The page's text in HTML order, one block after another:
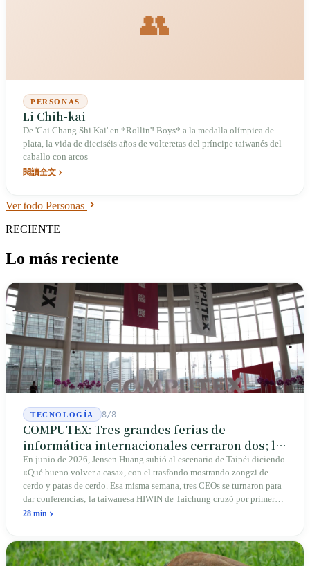
👥
PERSONAS
Li Chih-kai
De 'Cai Chang Shi Kai' en *Rollin'! Boys* a la medalla olímpica de
plata, la vida de dieciséis años de volteretas del príncipe taiwanés del
caballo con arcos
閱讀全文
Ver todo Personas
RECIENTE
Lo más reciente
TECNOLOGÍA 8/8
COMPUTEX: Tres grandes ferias de
informática internacionales cerraron dos; la
que queda crece en Taipéi
En junio de 2026, Jensen Huang subió al escenario de Taipéi diciendo
«Qué bueno volver a casa», con el trasfondo mostrando zongzi de
cerdo y patas de cerdo. Esa misma semana, tres CEOs se turnaron para
dar conferencias; la taiwanesa HIWIN de Taichung cruzó por primera
vez la frontera para conectar reductores a las articulaciones de los
porque está arraigada en la isla donde se ensambla realmente el 90%
28 min